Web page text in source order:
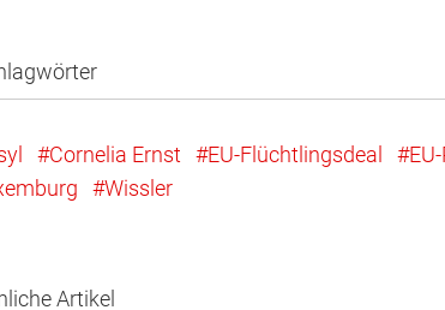
Cornelia Ernst EU-Flüchtlingsdeal
Wissler
Artikel